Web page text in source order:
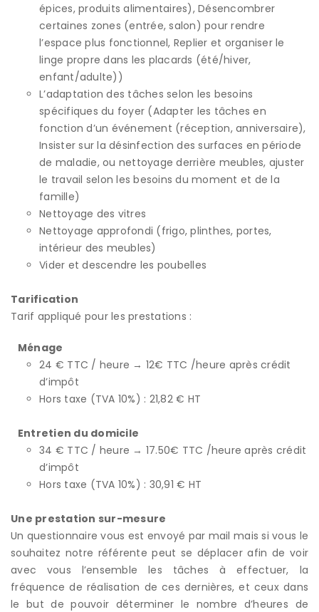
épices, produits alimentaires), Désencombrer
certaines zones (entrée, salon) pour rendre
l’espace plus fonctionnel, Replier et organiser le
linge propre dans les placards (été/hiver,
enfant/adulte))
L’adaptation des tâches selon les besoins
spécifiques du foyer (Adapter les tâches en
fonction d’un événement (réception, anniversaire),
Insister sur la désinfection des surfaces en période
de maladie, ou nettoyage derrière meubles, ajuster
le travail selon les besoins du moment et de la
famille)
Nettoyage des vitres
Nettoyage approfondi (frigo, plinthes, portes,
intérieur des meubles)
Vider et descendre les poubelles
Tarification
Tarif appliqué pour les prestations :
Ménage
24 € TTC / heure → 12€ TTC /heure après crédit
d’impôt
Hors taxe (TVA 10%) : 21,82 € HT
Entretien du domicile
34 € TTC / heure → 17.50€ TTC /heure après crédit
d’impôt
Hors taxe (TVA 10%) : 30,91 € HT
Une prestation sur-mesure
Un questionnaire vous est envoyé par mail mais si vous le
souhaitez notre référente peut se déplacer afin de voir
avec vous l’ensemble les tâches à effectuer, la
fréquence de réalisation de ces dernières, et ceux dans
le but de pouvoir déterminer le nombre d’heures de